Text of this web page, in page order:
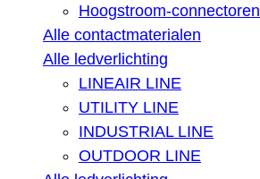
Hoogstroom-connectoren
Alle contactmaterialen
Alle ledverlichting
LINEAIR LINE
UTILITY LINE
INDUSTRIAL LINE
OUTDOOR LINE